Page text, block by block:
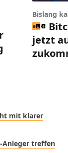
Bislang
jetzt
mit klarer
Anleger treffen